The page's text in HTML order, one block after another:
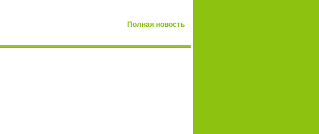
Полная новость